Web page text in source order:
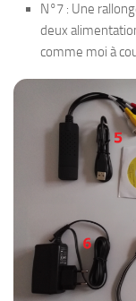
N°7 : Une
deux
comme moi à